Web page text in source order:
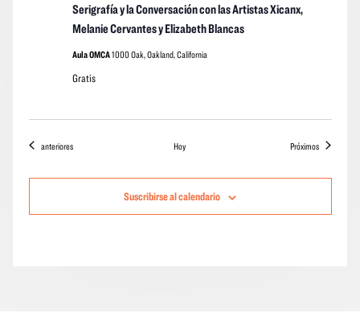
Serigrafía y la Conversación con las Artistas Xicanx,
Melanie Cervantes y Elizabeth Blancas
Aula OMCA1000 Oak, Oakland, California
Gratis
Eventos
anteriores Hoy Próximoseventos
Suscribirse al calendario